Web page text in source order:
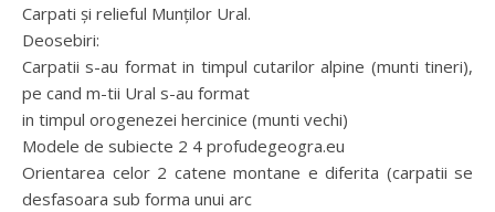
Carpati şi relieful Munţilor Ural.
Deosebiri:
Carpatii s-au format in timpul cutarilor alpine (munti tineri),
pe cand m-tii Ural s-au format
in timpul orogenezei hercinice (munti vechi)
Modele de subiecte 2 4 profudegeogra.eu
Orientarea celor 2 catene montane e diferita (carpatii se
desfasoara sub forma unui arc